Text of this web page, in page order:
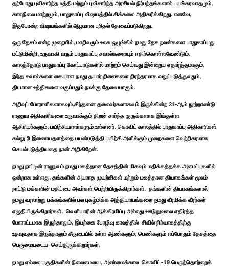
தற்போது புவிசார்ந்த உத்தி மற்றும் புவிசார்ந்த அரசியல் நிர்பந்தங்களால் பயங்கரவாதமும்,
காலநிலை மாற்றமும், பாதுகாப்பு விஷயத்தில் சிக்கலை அதிகரிக்கிறது. எனவே,
இதுபோன்ற விஷயங்களில் ஆழமான புரிதல் தேவைப்படுகிறது.
ஒரு தேசம் என்ற முறையில், மாறிவரும் உலக ஒழுங்கில் நமது தேச நலன்களை பாதுகாப்பது
மட்டுமின்றி, உருவாகி வரும் பாதுகாப்பு சவால்களையும் எதிர்கொள்ளவேண்டும்.
காலத்தோடு பாதுகாப்பு கோட்பாடுகளில் மாற்றம் செய்வது இன்றைய எதார்த்தமாகும்.
இந்த சவால்களை கையாள நமது தயார் நிலைகளை நிரந்தரமாக வலுப்படுத்துவதும்,
திடமான உத்திகளை வகுப்பதும் நமக்கு தேவையாகும்.
அறிவுப் போராளிகளாகவும்,சிந்தனை தலைவர்களாகவும் இருக்கின்ற 21-ஆம் நூற்றாண்டு
ராணுவ அதிகாரிகளை உருவாக்கும் திறன் சார்ந்த குருக்களாக இங்குள்ள
ஆசிரியர்களும், பயிற்சியாளர்களும் உள்ளனர். கொவிட் காலத்தில் பாதுகாப்பு அதிகாரிகள்
கல்லு ரி இணையதளத்தை பயன்படுத்தி பயிற்சி அளிக்கும் முறைகளை வெற்றிகரமாக
செயல்படுத்தியதை நான் அறிகிறேன்.
நமது நாட்டின் ராணுவம் நமது மகத்தான தேசத்தின் மிகவும் மதிக்கத்தக்க அமைப்புகளில்
ஒன்றாக உள்ளது. தங்களின் அயராத முயற்சிகள் மற்றும் மகத்தான தியாகங்கள் மூலம்
நாட்டு மக்களின் மதிப்பை அவர்கள் பெற்றியிருக்கிறார்கள். தங்களின் தியாகங்களால்
நமது வரலாற்று பக்கங்களில் பல புகழ்மிக்க அத்தியாயங்களை நமது வீரமிக்க வீரர்கள்
எழுதியிருக்கிறார்கள். வெளியாரின் ஆக்கிரமிப்பு அல்லது ஊடுறுவலை எதிர்த்த
போராட்டமாக இருந்தாலும், இயற்கை பேரழிவு காலத்தில் சிவில் நிர்வாகத்திற்கு
உதவுவதாக இருந்தாலும் சீருடையில் உள்ள ஆண்களும், பெண்களும் எப்போதும் தேசத்தை
பெருமையடைய செய்திருக்கிறார்கள்.
நமது எல்லை பகுதிகளின் நிலைமையை, அண்மைக்கால கொவிட்-19 பெருந்தொற்றைக்